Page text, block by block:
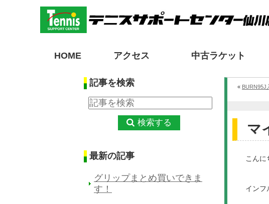
HOME アクセス 中古ラケット
記事を検索
検索する
最新の記事
グリップまとめ買いできま
す！
« BURN95J
マ
こんに
インフ